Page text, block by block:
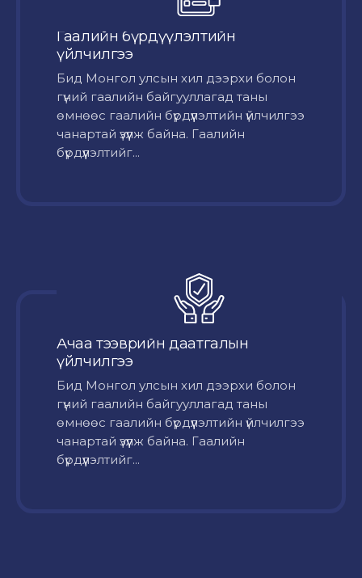
Гаалийн бүрдүүлэлтийн
үйлчилгээ
Бид Монгол улсын хил дээрхи болон
гүний гаалийн байгууллагад таны
өмнөөс гаалийн бүрдүүлэлтийн үйлчилгээ
чанартай үзүүлж байна. Гаалийн
бүрдүүлэлтийг...
Ачаа тээврийн даатгалын
үйлчилгээ
Бид Монгол улсын хил дээрхи болон
гүний гаалийн байгууллагад таны
өмнөөс гаалийн бүрдүүлэлтийн үйлчилгээ
чанартай үзүүлж байна. Гаалийн
бүрдүүлэлтийг...